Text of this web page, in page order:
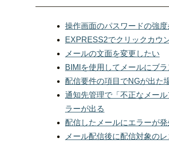
操作画面のパスワードの強
EXPRESS2でクリックカウ
メールの文面を変更したい
BIMIを使用してメールにブ
配信要件の項目でNGが出た
通知先管理で「不正なメー
ラーが出る
配信したメールにエラーが
メール配信後に配信対象の